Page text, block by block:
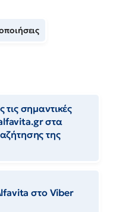
σημαντικές
στα
της
στο Viber